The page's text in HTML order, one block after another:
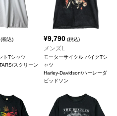
込)
トTシャツ
スクリーン
¥9,790 (税込)
メンズL
モーターサイクル バイクTシ
ャツ
Harley-Davidson/ハーレーダ
ビッドソン